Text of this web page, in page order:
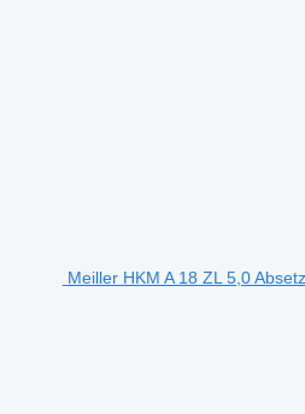
Meiller HKM A 18 ZL 5,0